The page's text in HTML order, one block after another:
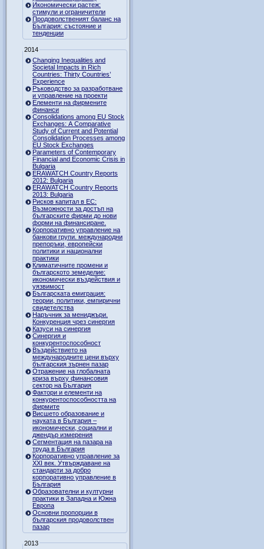
Икономически растеж:
стимули и ограничители
Продоволственият баланс на
България: състояние и
тенденции
2014
Changing Inequalities and
Societal Impacts in Rich
Countries: Thirty Countries’
Experience
Ръководство за разработване
и управление на проекти
Елементи на фирмените
финанси
Consolidations among EU Stock
Exchanges: A Comparative
Study of Current and Potential
Consolidation Processes among
EU Stock Exchanges
Parameters of Contemporary
Financial and Economic Crisis in
Bulgaria
ERAWATCH Country Reports
2012: Bulgaria
ERAWATCH Country Reports
2013: Bulgaria
Рисков капитал в ЕС:
Възможности за достъп на
българските фирми до нови
форми на финансиране.
Корпоративно управление на
банкови групи. международни
препоръки, европейски
политики и национални
практики
Климатичните промени и
българското земеделие:
икономически въздействия и
уязвимост
Българската емиграция:
теории, политики, емпирични
свидетелства
Наръчник за мениджъри.
Конкуренция чрез синергия
Казуси на синергия
Синергия и
конкурентоспособност
Въздействието на
международните цени върху
българския зърнен пазар
Отражение на глобалната
криза върху финансовия
сектор на България
Фактори и елементи на
конкурентоспособността на
фирмите
Висшето образование и
науката в България –
икономически, социални и
джендър измерения
Сегментация на пазара на
труда в България
Корпоративно управление за
XXI век. Утвърждаване на
стандарти за добро
корпоративно управление в
България
Образователни и културни
практики в Западна и Южна
Европа
Основни пропорции в
българския продоволствен
пазар
2013